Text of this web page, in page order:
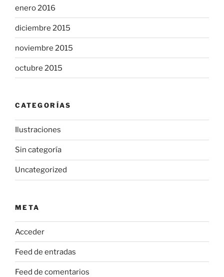
enero 2016
diciembre 2015
noviembre 2015
octubre 2015
CATEGORÍAS
Ilustraciones
Sin categoría
Uncategorized
META
Acceder
Feed de entradas
Feed de comentarios